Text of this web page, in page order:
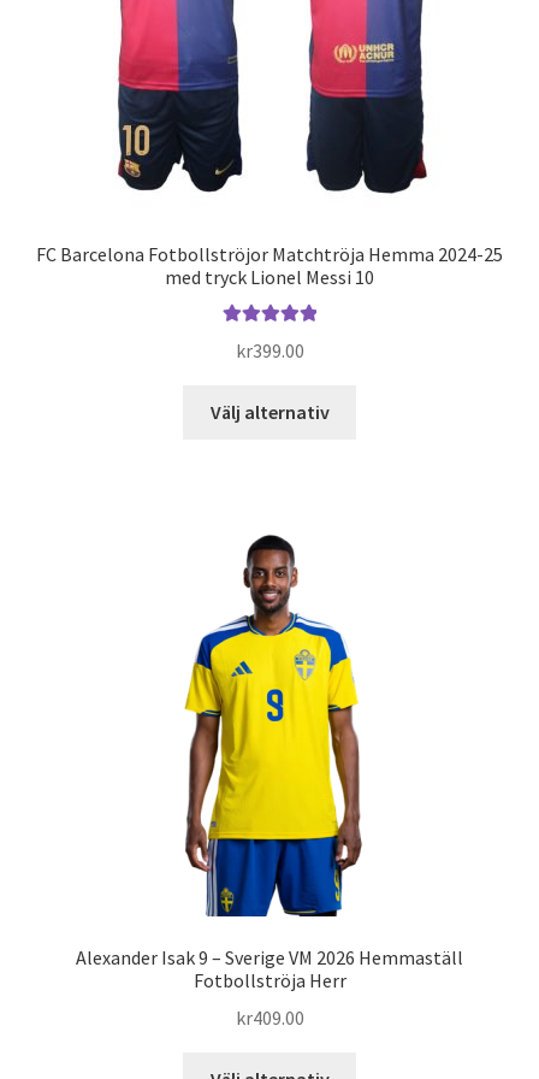
produktsidan
FC Barcelona Fotbollströjor Matchtröja Hemma 2024-25
med tryck Lionel Messi 10
kr399.00
Välj alternativ
väljas
på
produktsidan
Alexander Isak 9 – Sverige VM 2026 Hemmaställ
Fotbollströja Herr
kr409.00